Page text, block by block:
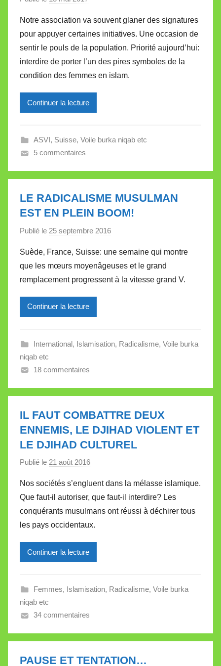
r
M
r
e
l
l
V
l
t
t
e
Notre association va souvent glaner des signatures
pour appuyer certaines initiatives. Une occasion de
sentir le pouls de la population. Priorité aujourd’hui:
interdire de porter l’un des pires symboles de la
condition des femmes en islam.
Continuer la lecture
ASVI, Suisse, Voile burka niqab etc
5 commentaires
LE RADICALISME MUSULMAN
EST EN PLEIN BOOM!
Publié le 25 septembre 2016
r
M
i
l
l
l
t
t
Suède, France, Suisse: une semaine qui montre
que les mœurs moyenâgeuses et le grand
remplacement progressent à la vitesse grand V.
Continuer la lecture
International, Islamisation, Radicalisme, Voile burka
niqab etc
18 commentaires
IL FAUT COMBATTRE DEUX
ENNEMIS, LE DJIHAD VIOLENT ET
LE DJIHAD CULTUREL
Publié le 21 août 2016
r
M
i
r
l
e
l
e
Nos sociétés s’engluent dans la mélasse islamique.
Que faut-il autoriser, que faut-il interdire? Les
conquérants musulmans ont réussi à déchirer tous
les pays occidentaux.
Continuer la lecture
Femmes, Islamisation, Radicalisme, Voile burka
niqab etc
34 commentaires
PAUSE ET TENTATION…